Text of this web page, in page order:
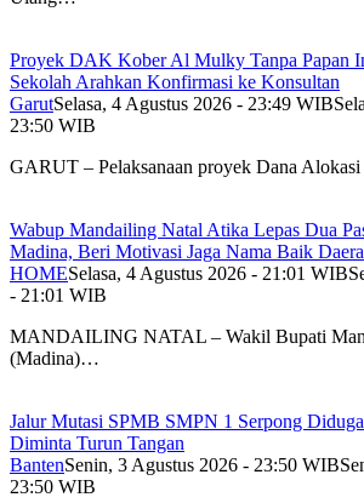
Proyek DAK Kober Al Mulky Tanpa Papan
Sekolah Arahkan Konfirmasi ke Konsultan
GarutSelasa, 4 Agustus 2026 - 23:49 WIB
23:50 WIB
GARUT – Pelaksanaan proyek Dana
Wabup Mandailing Natal Atika Lepas Dua
Madina, Beri Motivasi Jaga Nama Baik
HOMESelasa, 4 Agustus 2026 - 21:01 WIB
- 21:01 WIB
MANDAILING NATAL – Wakil Bupati
(Madina)…
Jalur Mutasi SPMB SMPN 1 Serpong
Diminta Turun Tangan
BantenSenin, 3 Agustus 2026 - 23:50 WIB
23:50 WIB